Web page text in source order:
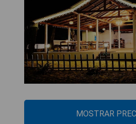
MOSTRAR